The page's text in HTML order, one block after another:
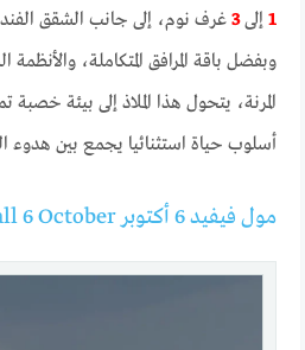
1 إلى3 غرف نوم، إلى جانب الشقق
وبفضل باقة المرافق المتكاملة، والأنظمة
المرنة، يتحول هذا الملاذ إلى بيئة خصبة
أسلوب حياة استثنائيا يجمع بين هدوء
مول فيفيد 6 أكتوبر Vivid Mall 6 October